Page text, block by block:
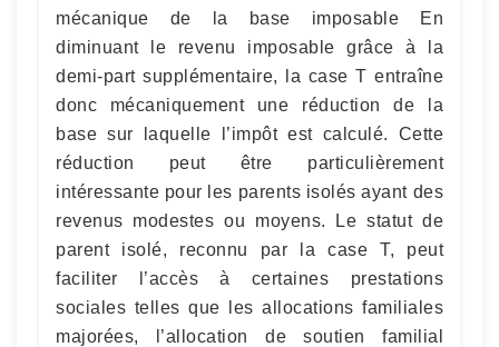
mécanique de la base imposable En
diminuant le revenu imposable grâce à la
demi-part supplémentaire, la case T entraîne
donc mécaniquement une réduction de la
base sur laquelle l’impôt est calculé. Cette
réduction peut être particulièrement
intéressante pour les parents isolés ayant des
revenus modestes ou moyens. Le statut de
parent isolé, reconnu par la case T, peut
faciliter l’accès à certaines prestations
sociales telles que les allocations familiales
majorées, l’allocation de soutien familial